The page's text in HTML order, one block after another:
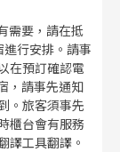
需要，請在抵
行安排。請事
在預訂確認電
，請事先通知
。旅客須事先
櫃台會有服務
譯工具翻譯。